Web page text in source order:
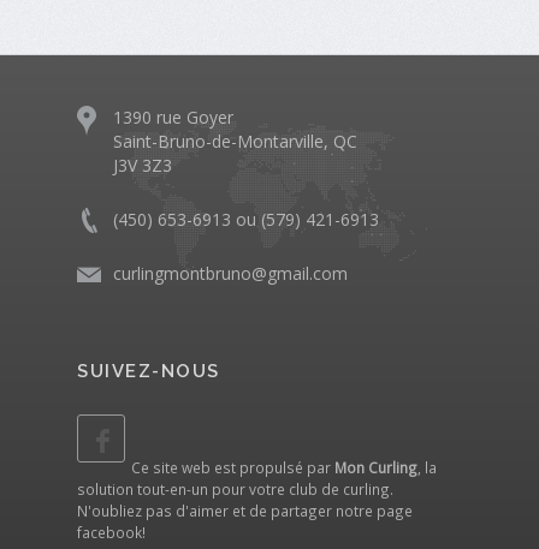
1390 rue Goyer
Saint-Bruno-de-Montarville, QC
J3V 3Z3
(450) 653-6913 ou (579) 421-6913
curlingmontbruno@gmail.com
SUIVEZ-NOUS
Ce site web est propulsé par Mon Curling , la
solution tout-en-un pour votre club de curling.
N'oubliez pas d'aimer et de partager notre page
facebook!